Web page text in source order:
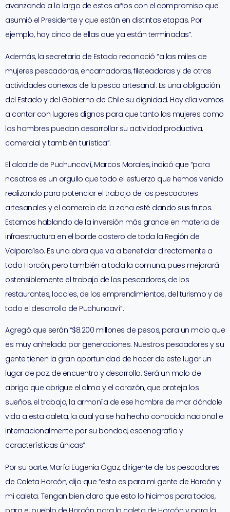
avanzando a lo largo de estos años con el compromiso que
asumió el Presidente y que están en distintas etapas. Por
ejemplo, hay cinco de ellas que ya están terminadas”.
Además, la secretaria de Estado reconoció “a las miles de
mujeres pescadoras, encarnadoras, fileteadoras y de otras
actividades conexas de la pesca artesanal. Es una obligación
del Estado y del Gobierno de Chile su dignidad. Hoy día vamos
a contar con lugares dignos para que tanto las mujeres como
los hombres puedan desarrollar su actividad productiva,
comercial y también turística”.
El alcalde de Puchuncaví, Marcos Morales, indicó que “para
nosotros es un orgullo que todo el esfuerzo que hemos venido
realizando para potenciar el trabajo de los pescadores
artesanales y el comercio de la zona esté dando sus frutos.
Estamos hablando de la inversión más grande en materia de
infraestructura en el borde costero de toda la Región de
Valparaíso. Es una obra que va a beneficiar directamente a
todo Horcón, pero también a toda la comuna, pues mejorará
ostensiblemente el trabajo de los pescadores, de los
restaurantes, locales, de los emprendimientos, del turismo y de
todo el desarrollo de Puchuncaví”.
Agregó que serán “$8.200 millones de pesos, para un molo que
es muy anhelado por generaciones. Nuestros pescadores y su
gente tienen la gran oportunidad de hacer de este lugar un
lugar de paz, de encuentro y desarrollo. Será un molo de
abrigo que abrigue el alma y el corazón, que proteja los
sueños, el trabajo, la armonía de ese hombre de mar dándole
vida a esta caleta, la cual ya se ha hecho conocida nacional e
internacionalmente por su bondad, escenografía y
características únicas”.
Por su parte, María Eugenia Ogaz, dirigente de los pescadores
de Caleta Horcón, dijo que “esto es para mi gente de Horcón y
mi caleta. Tengan bien claro que esto lo hicimos para todos,